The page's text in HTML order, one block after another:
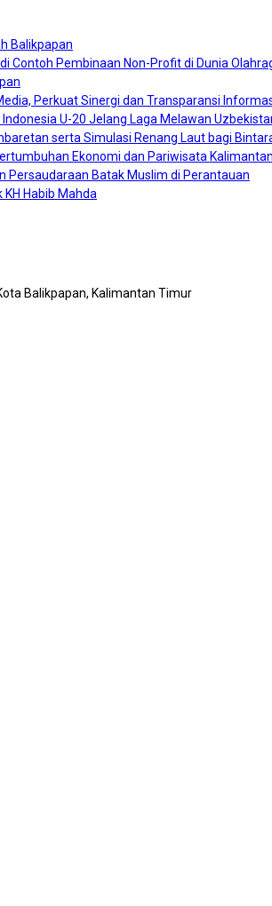
Balikpapan
Contoh Pembinaan Non-Profit di Dunia
Perkuat Sinergi dan Transparansi
U-20 Jelang Laga Melawan
serta Simulasi Renang Laut bagi
Ekonomi dan Pariwisata
Persaudaraan Batak Muslim di Perantauan
KH Habib Mahda
Balikpapan, Kalimantan Timur